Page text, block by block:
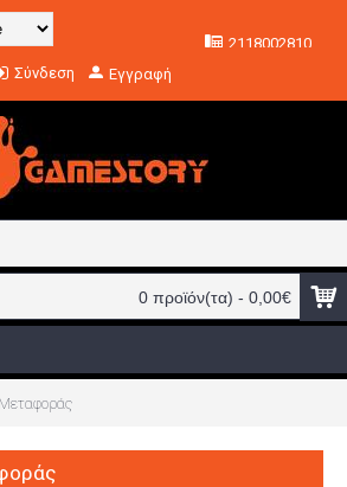
2118002810
Σύνδεση
Εγγραφή
0 προϊόν(τα) - 0,00€